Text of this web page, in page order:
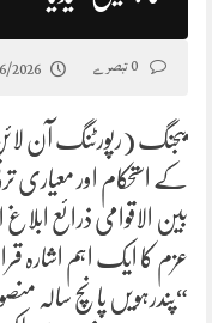
2026
بیجنگ (رپورٹنگ آن
کے استحکام اور
بین الاقوامی ذرائع
عزم کا ایک اہم
“پندرہویں پانچ سالہ